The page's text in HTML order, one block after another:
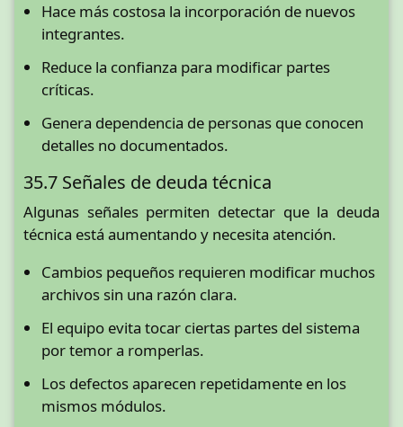
Hace más costosa la incorporación de nuevos
integrantes.
Reduce la confianza para modificar partes
críticas.
Genera dependencia de personas que conocen
detalles no documentados.
35.7 Señales de deuda técnica
Algunas señales permiten detectar que la deuda
técnica está aumentando y necesita atención.
Cambios pequeños requieren modificar muchos
archivos sin una razón clara.
El equipo evita tocar ciertas partes del sistema
por temor a romperlas.
Los defectos aparecen repetidamente en los
mismos módulos.